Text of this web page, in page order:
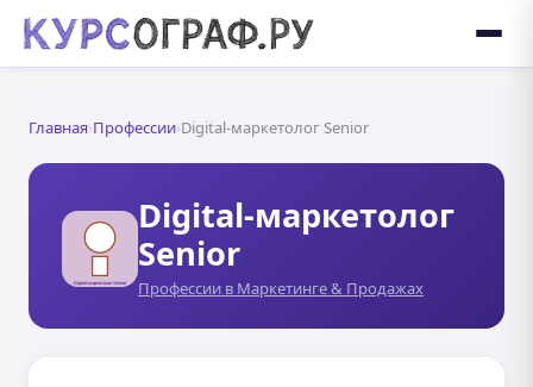
Главная›Профессии›Digital-маркетолог Senior
Digital-маркетолог
Senior
Профессии в Маркетинге & Продажах